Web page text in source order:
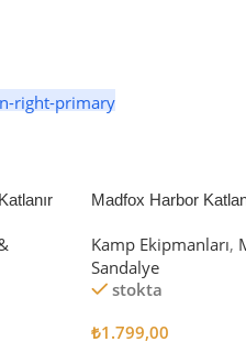
Madfox Harbor
Kamp Ekipmanları,
Sandalye
stokta
₺1.799,00